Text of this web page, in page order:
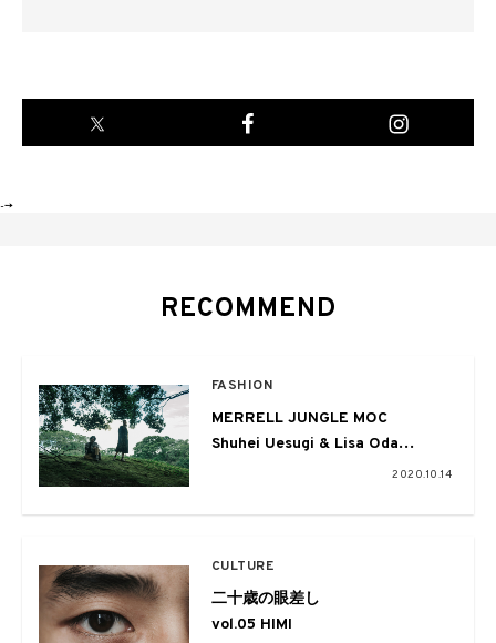
-->
RECOMMEND
FASHION
MERRELL JUNGLE MOC
Shuhei Uesugi & Lisa Oda
不朽の名作がいま、再びストリー
2020.10.14
CULTURE
二十歳の眼差し
vol.05 HIMI